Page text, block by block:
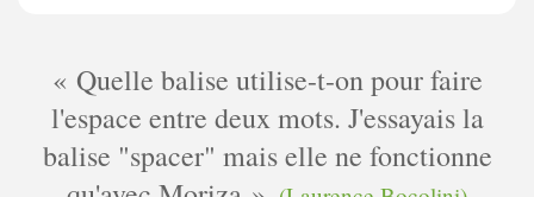
Quelle balise utilise-t-on pour faire
l'espace entre deux mots. J'essayais la
balise "spacer" mais elle ne fonctionne